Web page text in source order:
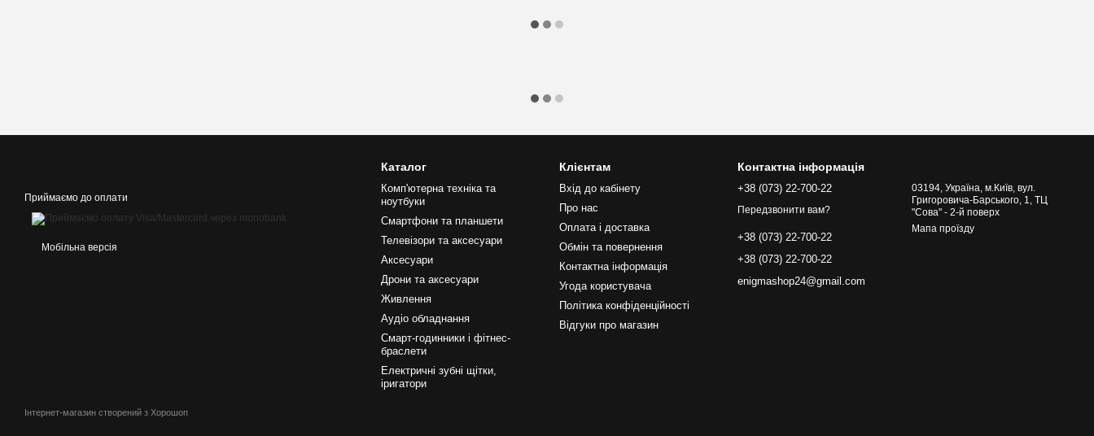
Приймаємо до оплати
Мобільна версія
Інтернет-магазин створений з Хорошоп
Каталог
Комп'ютерна техніка та
ноутбуки
Смартфони та планшети
Телевізори та аксесуари
Аксесуари
Дрони та аксесуари
Живлення
Аудіо обладнання
Смарт-годинники і фітнес-
браслети
Електричні зубні щітки,
іригатори
Клієнтам
Вхід до кабінету
Про нас
Оплата і доставка
Обмін та повернення
Контактна інформація
Угода користувача
Політика конфіденційності
Відгуки про магазин
Контактна інформація
+38 (073) 22-700-22
Передзвонити вам?
+38 (073) 22-700-22
+38 (073) 22-700-22
enigmashop24@gmail.com
03194, Україна, м.Київ, вул.
Григоровича-Барського, 1, ТЦ
"Сова" - 2-й поверх
Мапа проїзду